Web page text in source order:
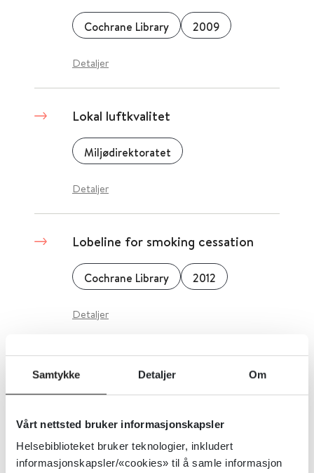
Samtykke Detaljer Om
Vårt nettsted bruker informasjonskapsler
Helsebiblioteket bruker teknologier, inkludert
informasjonskapsler/«cookies» til å samle informasjon
Cochrane Library 2009
Detaljer
Lokal luftkvalitet
Miljødirektoratet
Detaljer
Lobeline for smoking cessation
Cochrane Library 2012
Detaljer
Lobelin for røykeavvenning
Detaljer